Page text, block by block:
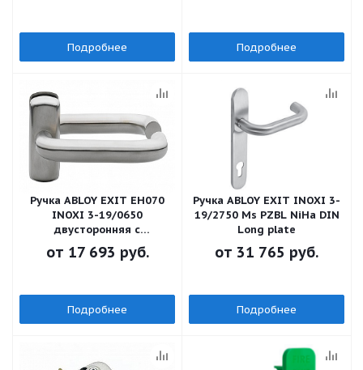
Подробнее Подробнее
Ручка ABLOY EXIT EH070
INOXI 3-19/0650
двусторонняя с
раздельным штоком
от 17 693 руб.
Подробнее
Ручка ABLOY EXIT INOXI 3-
19/2750 Ms PZBL NiHa DIN
Long plate
от 31 765 руб.
Подробнее